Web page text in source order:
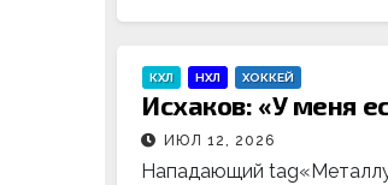
КХЛ НХЛ ХОККЕЙ
Исхаков: «У меня
ИЮЛ 12, 2026
Нападающий